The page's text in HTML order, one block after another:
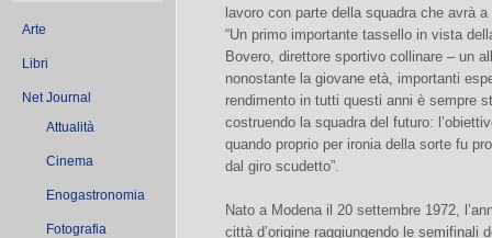
Arte
Libri
Net Journal
Attualità
Cinema
Enogastronomia
Fotografia
lavoro con parte della squadra che avrà
“Un primo importante tassello in vista
Bovero, direttore sportivo collinare – un
nonostante la giovane età, importanti
rendimento in tutti questi anni è sempre
costruendo la squadra del futuro:
quando proprio per ironia della sorte fu
dal giro scudetto”.
Nato a Modena il 20 settembre 1972,
città d’origine raggiungendo le semifinali